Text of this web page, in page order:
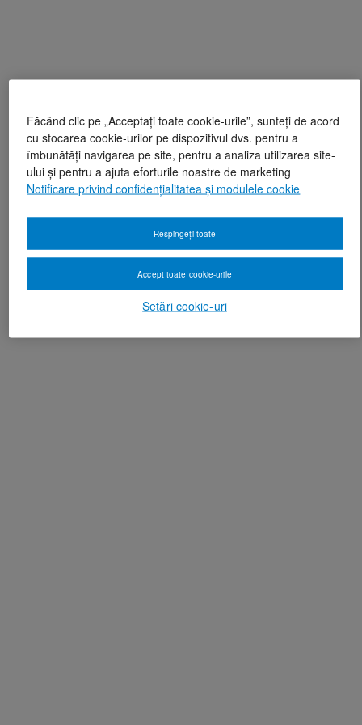
Făcând clic pe „Acceptați toate cookie-urile”, sunteți de acord
cu stocarea cookie-urilor pe dispozitivul dvs. pentru a
îmbunătăți navigarea pe site, pentru a analiza utilizarea site-
ului și pentru a ajuta eforturile noastre de marketing
Notificare privind confidențialitatea și modulele cookie
Setări cookie-uri
Respingeți toate
Accept toate cookie-urile